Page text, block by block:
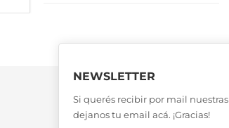
NEWSLETTER
Si querés recibir por mail
dejanos tu email acá. ¡Gracias!